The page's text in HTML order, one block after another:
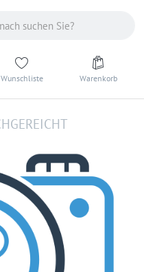
Wunschliste Warenkorb